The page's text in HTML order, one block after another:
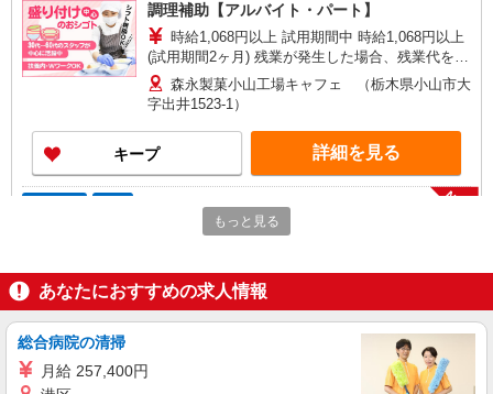
調理補助【アルバイト・パート】
時給1,068円以上 試用期間中 時給1,068円以上
(試用期間2ヶ月) 残業が発生した場合、残業代を1
分単位で別途支給します。
森永製菓小山工場キャフェ （栃木県小山市大
字出井1523-1）
キープ 詳細を見る
ファミリー食堂 山田うどん食堂 小山新4号バイパス店（店舗番号
NEW
うどん食堂のホールスタッフ
5:15〜9:00／時給1150円 9:00〜22:00／時給
1100円 22:00〜／時給1375円 高校生／時給1070円
日・祝日は時給50円アップ！（9時〜22時）
ファミリー食堂 山田うどん食堂 小山新4号
バイパス店 （栃木県小山市田間855-1）
もっと見る
あなたにおすすめの求人情報
総合病院の清掃
月給 257,400円